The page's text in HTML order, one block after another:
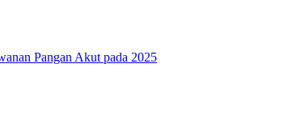
Pangan Akut pada 2025